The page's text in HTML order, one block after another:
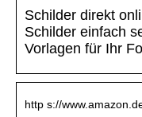
Schilder direkt
Schilder einfach
Vorlagen für Ihr
http s://